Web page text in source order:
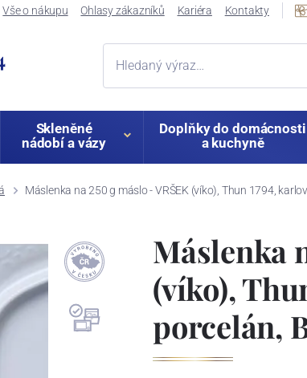
Vše o nákupu Ohlasy zákazníků Kariéra Kontakty
Skleněné
nádobí a vázy
Doplňky do domácnosti
a kuchyně
Máslenka na 250 g máslo - VRŠEK (víko), Thun 1794,
Máslenka
(víko),
porcelán,